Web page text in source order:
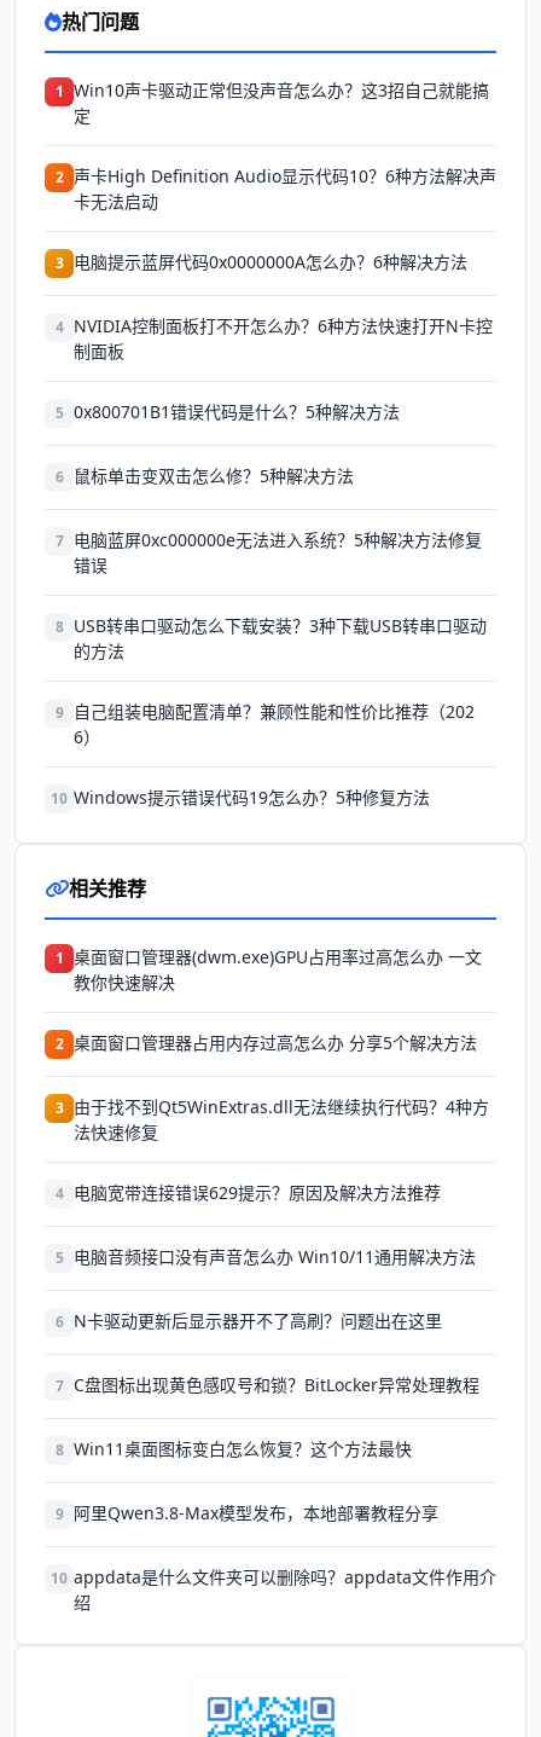
热门问题
1 Win10声卡驱动正常但没声音怎么办？这3招自己就能搞
定
2 声卡High Definition Audio显示代码10？6种方法解决声
卡无法启动
3 电脑提示蓝屏代码0x0000000A怎么办？6种解决方法
4 NVIDIA控制面板打不开怎么办？6种方法快速打开N卡控
制面板
5 0x800701B1错误代码是什么？5种解决方法
6 鼠标单击变双击怎么修？5种解决方法
7 电脑蓝屏0xc000000e无法进入系统？5种解决方法修复
错误
8 USB转串口驱动怎么下载安装？3种下载USB转串口驱动
的方法
9
自己组装电脑配置清单？兼顾性能和性价比推荐（202
6）
10 Windows提示错误代码19怎么办？5种修复方法
相关推荐
1 桌面窗口管理器(dwm.exe)GPU占用率过高怎么办 一文
教你快速解决
2 桌面窗口管理器占用内存过高怎么办 分享5个解决方法
3 由于找不到Qt5WinExtras.dll无法继续执行代码？4种方
法快速修复
4 电脑宽带连接错误629提示？原因及解决方法推荐
5 电脑音频接口没有声音怎么办 Win10/11通用解决方法
6 N卡驱动更新后显示器开不了高刷？问题出在这里
7 C盘图标出现黄色感叹号和锁？BitLocker异常处理教程
8 Win11桌面图标变白怎么恢复？这个方法最快
9 阿里Qwen3.8-Max模型发布，本地部署教程分享
10 appdata是什么文件夹可以删除吗？appdata文件作用介
绍